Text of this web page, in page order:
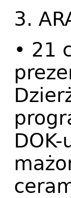
3.
• 21